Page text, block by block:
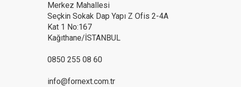
Merkez Mahallesi
Seçkin Sokak Dap Yapı Z Ofis 2-4A
Kat 1 No:167
Kağıthane/İSTANBUL
0850 255 08 60
info@fornext.com.tr